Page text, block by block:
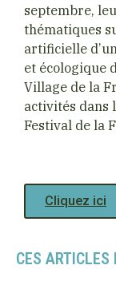
septembre,
thématiques
artificielle
et écologique
Village de la
activités dans
Festival de la
Cliquez ici
CES ARTICLES